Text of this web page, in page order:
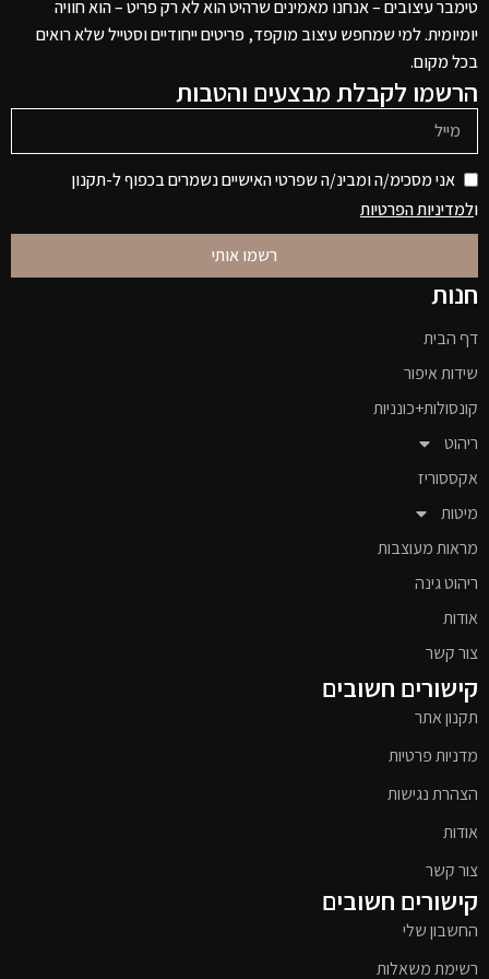
טימבר עיצובים – אנחנו מאמינים שרהיט הוא לא רק פריט – הוא חוויה
יומיומית. למי שמחפש עיצוב מוקפד, פריטים ייחודיים וסטייל שלא רואים
בכל מקום.
הרשמו לקבלת מבצעים והטבות
אני מסכימ/ה ומבינ/ה שפרטי האישיים נשמרים בכפוף ל-תקנון
ולמדיניות הפרטיות
רשמו אותי
חנות
דף הבית
שידות איפור
קונסולות+כונניות
ריהוט
אקססוריז
מיטות
מראות מעוצבות
ריהוט גינה
אודות
צור קשר
קישורים חשובים
תקנון אתר
מדניות פרטיות
הצהרת נגישות
אודות
צור קשר
קישורים חשובים
החשבון שלי
רשימת משאלות